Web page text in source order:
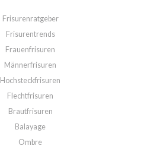
Frisurenratgeber
Frisurentrends
Frauenfrisuren
Männerfrisuren
Hochsteckfrisuren
Flechtfrisuren
Brautfrisuren
Balayage
Ombre